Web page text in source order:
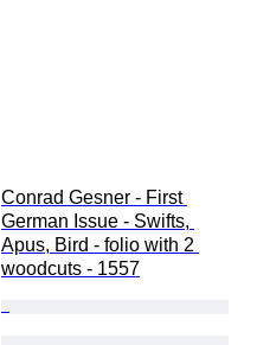
Conrad Gesner - First
German Issue - Swifts,
Apus, Bird - folio with 2
woodcuts - 1557